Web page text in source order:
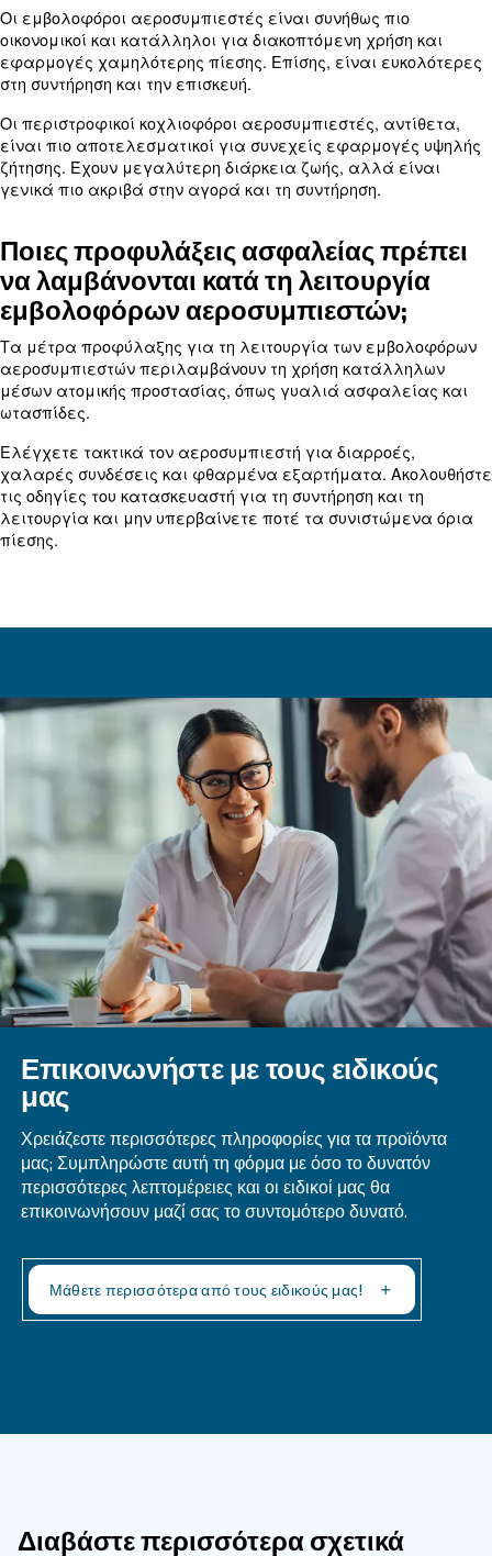
Ποια είναι η αναμενόμενη
ζωής ενός εμβολοφόρου
αεροσυμπιεστή;
Η αναμενόμενη διάρκεια ζωής ενός
αεροσυμπιεστή εξαρτάται από τις συνθήκες
συντήρηση, ένας εμβολοφόρος αεροσυμπιεστής
ποιότητας μπορεί να διαρκέσει 10 έως 15 χρόνια
περισσότερο.
Οι τακτικές αλλαγές λαδιού, οι αλλαγές
επιθεωρήσεις διασφαλίζουν την
του αεροσυμπιεστή και τη μεγάλη διάρκεια ζωής
Πώς μπορώ να διασφαλίσω ότι
εμβολοφόρος αεροσυμπιεστής
παράγει αέρα υψηλής
από έναν εμβολοφόρο αεροσυμπιεστή,
αεροφυλακίου για να αποφύγετε τη σκουριά και
Για εφαρμογές που απαιτούν υψηλή ποιότητα
πρόσθετος αφυγραντήρας αέρα και ένας
λαδιού-νερού μπορούν να απομακρύνουν την
σωματίδια λαδιού. Η τακτική συντήρηση του
και των εξαρτημάτων επεξεργασίας αέρα είναι
για τη διατήρηση της ποιότητας του αέρα.
Ποιο είναι το κόστος που
τη λειτουργία ενός
αεροσυμπιεστή;
Το κόστος που σχετίζεται με τη λειτουργία
αεροσυμπιεστή περιλαμβάνει την αρχική τιμή
κατανάλωση ενέργειας και τα ανταλλακτικά.
αποφυγή δαπανηρών επισκευών, απαιτείται
συντήρηση, όπως αλλαγή λαδιού και φίλτρου. Η
ελαχιστοποιούν το λειτουργικό κόστος
κοχλιοφόροι αεροσυμπιεστές έχουν διαφορετικά